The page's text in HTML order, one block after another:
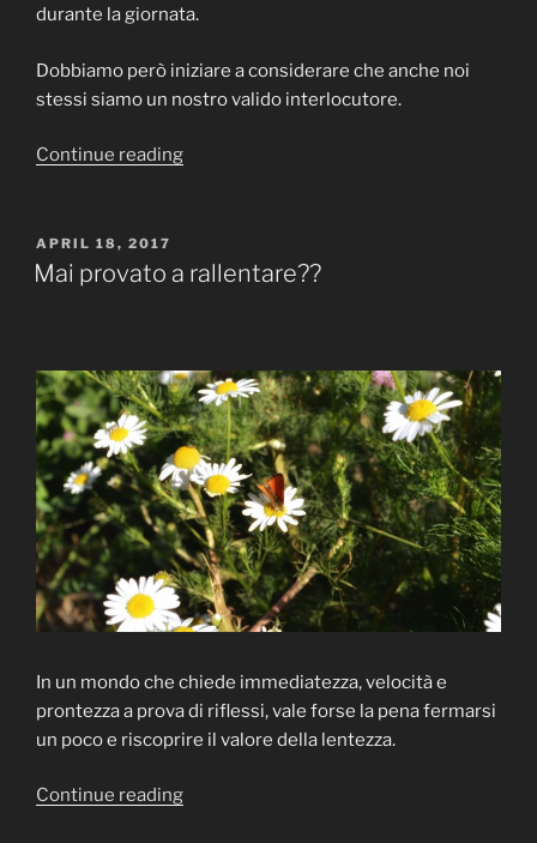
durante la giornata.
Dobbiamo però iniziare a considerare che anche noi
stessi siamo un nostro valido interlocutore.
Continue reading“ME,
Ovvero
su
noi
stessi.”
POSTED
ON
APRIL 18, 2017
Mai provato a rallentare??
In un mondo che chiede immediatezza, velocità e
prontezza a prova di riflessi, vale forse la pena fermarsi
un poco e riscoprire il valore della lentezza.
Continue reading“Mai